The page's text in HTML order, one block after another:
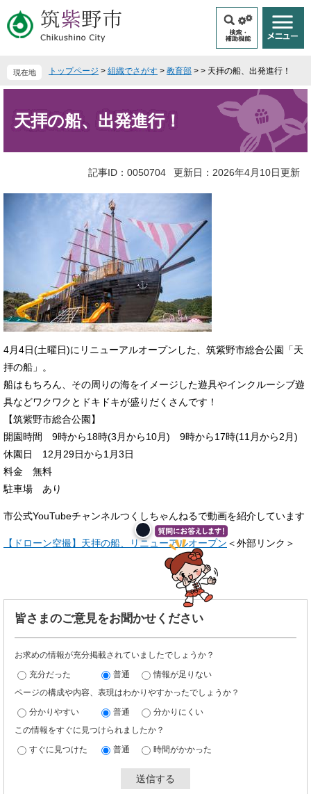
ー
ジ
ニ
ュ
文
現在地 トップページ > 組織でさがす > 教育部 > > 天拝の船、出発進行！
天拝の船、出発進行！
記事ID：0050704 更新日：2026年4月10日更新
4月4日(土曜日)にリニューアルオープンした、筑紫野市総合公園「天
拝の船」。
船はもちろん、その周りの海をイメージした遊具やインクルーシブ遊
具などワクワクとドキドキが盛りだくさんです！
【筑紫野市総合公園】
開園時間 9時から18時(3月から10月) 9時から17時(11月から2月)
休園日 12月29日から1月3日
料金 無料
駐車場 あり
市公式YouTubeチャンネルつくしちゃんねるで動画を紹介しています
【ドローン空撮】天拝の船、リニューアルオープン ＜外部リンク＞
皆さまのご意見をお聞かせください
お求めの情報が充分掲載されていましたでしょうか？
充分だった 普通
情報が足りない
ページの構成や内容、表現はわかりやすかったでしょうか？
分かりやすい 普通
分かりにくい
この情報をすぐに見つけられましたか？
すぐに見つけた 普通 時間がかかった